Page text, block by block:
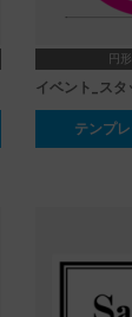
円
イベント_スタ
テンプ